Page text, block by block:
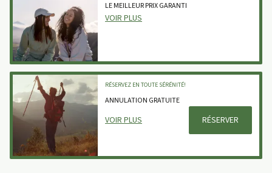
LE MEILLEUR PRIX GARANTI
VOIR PLUS
RÉSERVEZ EN TOUTE SÉRÉNITÉ!
ANNULATION GRATUITE
VOIR PLUS RÉSERVER